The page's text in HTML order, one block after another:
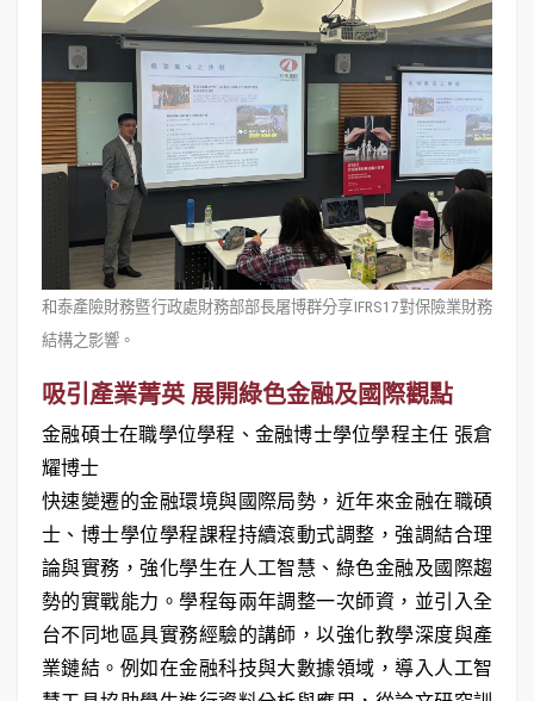
和泰產險財務暨行政處財務部部長屠博群分享IFRS17對保險業財務
結構之影響。
吸引產業菁英 展開綠色金融及國際觀點
金融碩士在職學位學程、金融博士學位學程主任 張倉
耀博士
快速變遷的金融環境與國際局勢，近年來金融在職碩
士、博士學位學程課程持續滾動式調整，強調結合理
論與實務，強化學生在人工智慧、綠色金融及國際趨
勢的實戰能力。學程每兩年調整一次師資，並引入全
台不同地區具實務經驗的講師，以強化教學深度與產
業鏈結。例如在金融科技與大數據領域，導入人工智